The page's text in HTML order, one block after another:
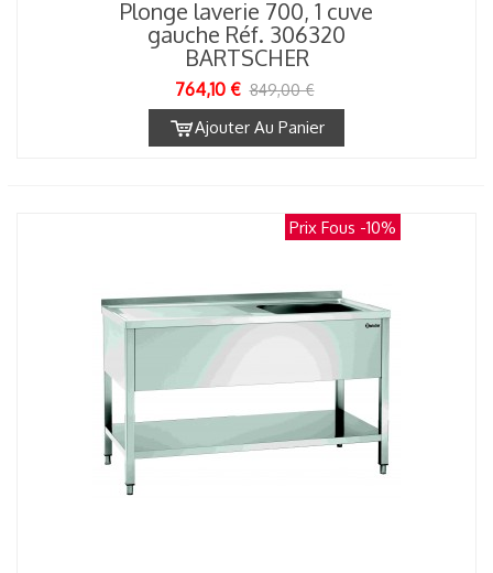
Plonge laverie 700, 1 cuve
gauche Réf. 306320
BARTSCHER
764,10 € 849,00 €
Ajouter Au Panier
Prix Fous -10%